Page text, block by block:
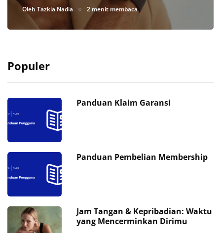
Oleh Tazkia Nadia 2 menit membaca
Populer
Panduan Klaim Garansi
Panduan Pembelian Membership
Jam Tangan & Kepribadian: Waktu
yang Mencerminkan Dirimu